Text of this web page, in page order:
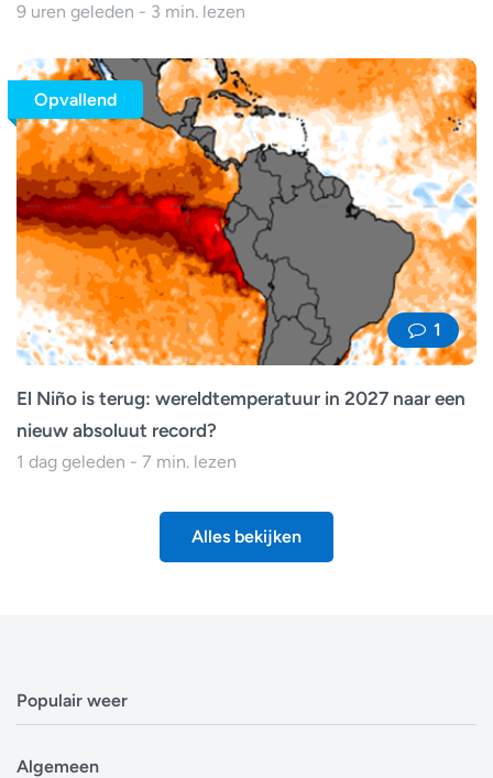
9 uren geleden - 3 min. lezen
1
Opvallend
El Niño is terug: wereldtemperatuur in 2027 naar een
nieuw absoluut record?
1 dag geleden - 7 min. lezen
Alles bekijken
Populair weer
Algemeen